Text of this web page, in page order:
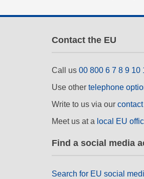
Contact the EU
Call us 00 800 6 7 8 9 10
Use other telephone
Write to us via our
Meet us at a local EU
Find a social media
Search for EU social